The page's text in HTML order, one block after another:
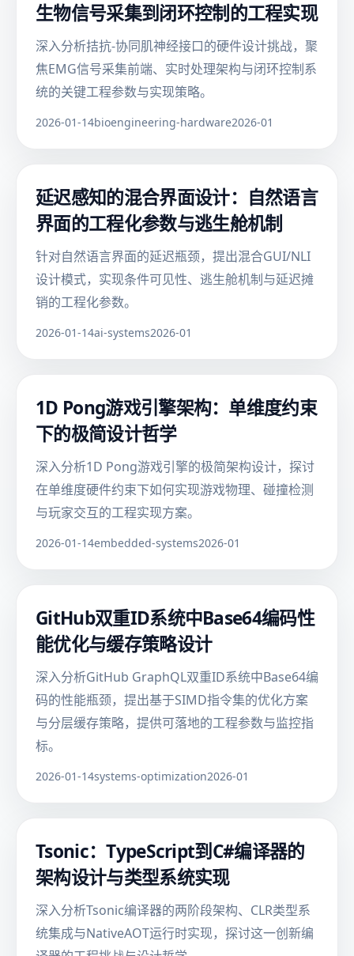
生物信号采集到闭环控制的工程实现
深入分析拮抗-协同肌神经接口的硬件设计挑战，聚
焦EMG信号采集前端、实时处理架构与闭环控制系
统的关键工程参数与实现策略。
2026-01-14bioengineering-hardware2026-01
延迟感知的混合界面设计：自然语言
界面的工程化参数与逃生舱机制
针对自然语言界面的延迟瓶颈，提出混合GUI/NLI
设计模式，实现条件可见性、逃生舱机制与延迟摊
销的工程化参数。
2026-01-14ai-systems2026-01
1D Pong游戏引擎架构：单维度约束
下的极简设计哲学
深入分析1D Pong游戏引擎的极简架构设计，探讨
在单维度硬件约束下如何实现游戏物理、碰撞检测
与玩家交互的工程实现方案。
2026-01-14embedded-systems2026-01
GitHub双重ID系统中Base64编码性
能优化与缓存策略设计
深入分析GitHub GraphQL双重ID系统中Base64编
码的性能瓶颈，提出基于SIMD指令集的优化方案
与分层缓存策略，提供可落地的工程参数与监控指
标。
2026-01-14systems-optimization2026-01
Tsonic：TypeScript到C#编译器的
架构设计与类型系统实现
深入分析Tsonic编译器的两阶段架构、CLR类型系
统集成与NativeAOT运行时实现，探讨这一创新编